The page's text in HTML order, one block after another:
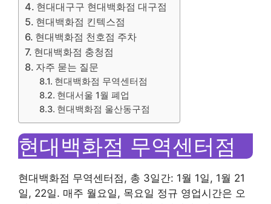
현대대구구 현대백화점 대구점
현대백화점 킨텍스점
현대백화점 천호점 주차
현대백화점 충청점
자주 묻는 질문
현대백화점 무역센터점
현대서울 1월 폐업
현대백화점 울산동구점
현대백화점 무역센터점
현대백화점 무역센터점, 총 3일간: 1월 1일, 1월 21
일, 22일. 매주 월요일, 목요일 정규 영업시간은 오